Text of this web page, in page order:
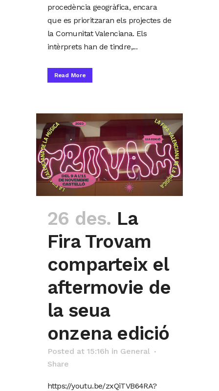
procedència geogràfica, encara
que es prioritzaran els projectes de
la Comunitat Valenciana. Els
intèrprets han de tindre,...
Read More
26 des. La
Fira Trovam
comparteix el
aftermovie de
la seua
onzena edició
Posted at 15:16h in General
Share
https://youtu.be/zxQiTVB64RA?